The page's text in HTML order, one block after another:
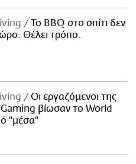
Το BBQ στο σπίτι δεν
Θέλει τρόπο.
Οι εργαζόμενοι της
βίωσαν το World
"μέσα"